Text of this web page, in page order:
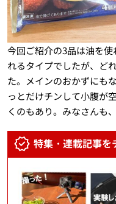
今回ご紹介の3品は油を
れるタイプでしたが、ど
た。メインのおかずにも
っとだけチンして小腹が
くのもあり。みなさんも
特集・連載記事を